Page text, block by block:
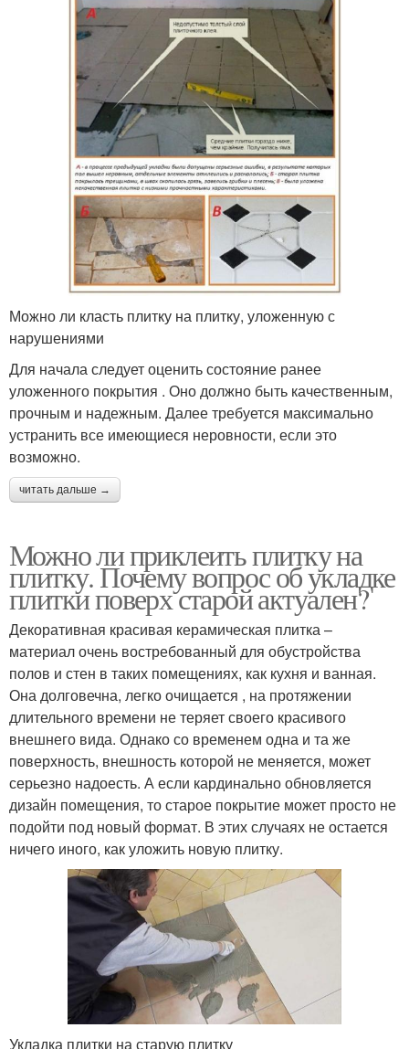
Можно ли класть плитку на плитку, уложенную с
нарушениями
Для начала следует оценить состояние ранее
уложенного покрытия . Оно должно быть качественным,
прочным и надежным. Далее требуется максимально
устранить все имеющиеся неровности, если это
возможно.
читать дальше →
Можно ли приклеить плитку на
плитку. Почему вопрос об укладке
плитки поверх старой актуален?
Декоративная красивая керамическая плитка –
материал очень востребованный для обустройства
полов и стен в таких помещениях, как кухня и ванная.
Она долговечна, легко очищается , на протяжении
длительного времени не теряет своего красивого
внешнего вида. Однако со временем одна и та же
поверхность, внешность которой не меняется, может
серьезно надоесть. А если кардинально обновляется
дизайн помещения, то старое покрытие может просто не
подойти под новый формат. В этих случаях не остается
ничего иного, как уложить новую плитку.
Укладка плитки на старую плитку